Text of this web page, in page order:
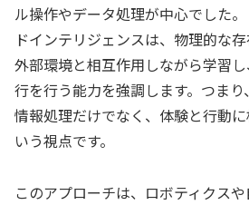
ル操作やデータ処理が中心でした
ドインテリジェンスは、物理的な
外部環境と相互作用しながら学習
行を行う能力を強調します。つま
情報処理だけでなく、体験と行動
いう視点です。
このアプローチは、ロボティクス